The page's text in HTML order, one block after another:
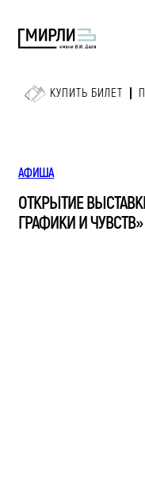
КУПИТЬ БИЛЕТ
АФИША
ОТКРЫТИЕ
ГРАФИКИ И ЧУВСТВ»